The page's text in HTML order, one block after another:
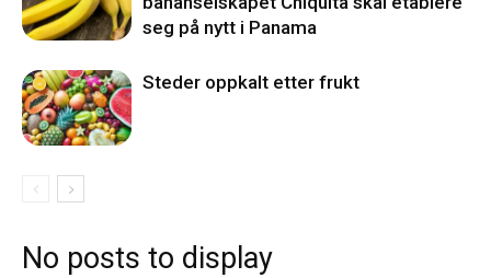
seg på nytt i Panama
Steder oppkalt etter frukt
No posts to display